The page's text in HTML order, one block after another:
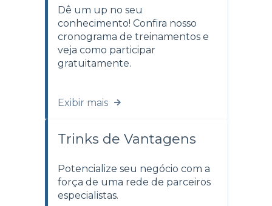
Dê um up no seu
conhecimento! Confira nosso
cronograma de treinamentos e
veja como participar
gratuitamente.
Exibir mais
Trinks de Vantagens
Potencialize seu negócio com a
força de uma rede de parceiros
especialistas.